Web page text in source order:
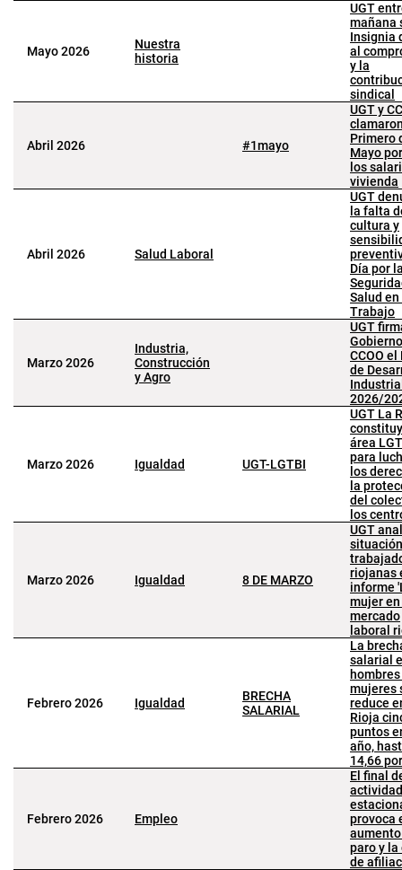
Mayo 2026
Nuestra
historia
UGT
mañana
Insignia
al
y la
sindical
Abril 2026 #1mayo
UGT y
Primero
Mayo
los
vivienda
Abril 2026 Salud Laboral
UGT
la falta
cultura y
Día por
Salud en
Trabajo
Marzo 2026
Industria,
Construcción
y Agro
UGT
CCOO el
de
2026/
Marzo 2026 Igualdad UGT-LGTBI
UGT La
área
para
los
la
del
los
Marzo 2026 Igualdad 8 DE MARZO
UGT
riojanas
informe
mujer
mercado
laboral
Febrero 2026 Igualdad
BRECHA
SALARIAL
La
salarial
hombres
mujeres
reduce
Rioja
puntos
año,
14,66
Febrero 2026 Empleo
El final
provoca
paro y la
de